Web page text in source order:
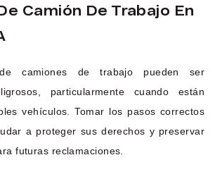
Camión De Trabajo En
camiones de trabajo pueden ser
particularmente cuando están
vehículos. Tomar los pasos correctos
a proteger sus derechos y preservar
futuras reclamaciones.